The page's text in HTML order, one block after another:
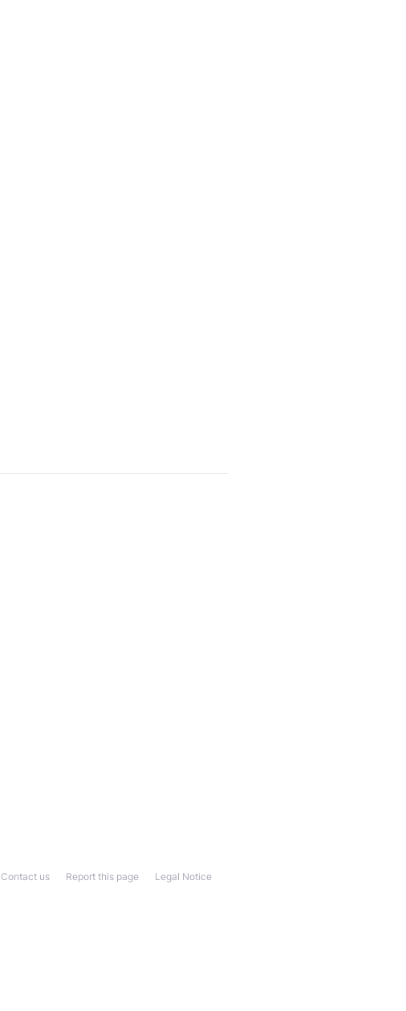
Legal Notice
Report this page
Contact us